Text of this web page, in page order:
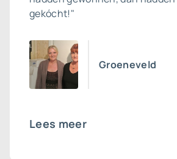
gekócht!"
Groeneveld
Lees meer